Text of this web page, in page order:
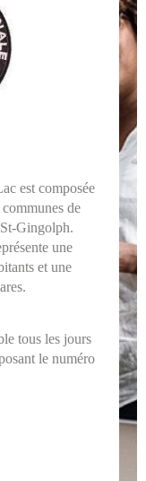
est composée
de
Gingolph.
une
et une
tous les jours
le numéro